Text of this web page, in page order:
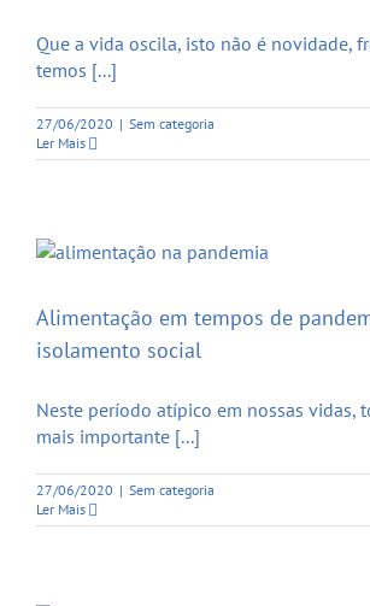
Que a vida oscila, isto não é novidade,
temos [...]
27/06/2020 | Sem categoria
Ler Mais
Alimentação em tempos de
isolamento social
Neste período atípico em nossas vidas,
mais importante [...]
27/06/2020 | Sem categoria
Ler Mais